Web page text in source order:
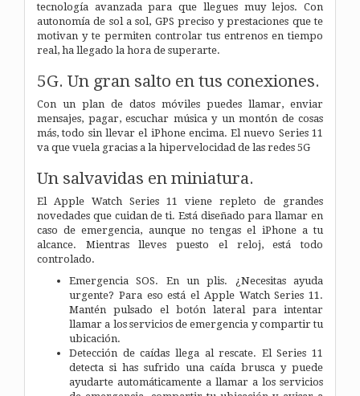
tecnología avanzada para que llegues muy lejos. Con
autonomía de sol a sol, GPS preciso y prestaciones que te
motivan y te permiten controlar tus entrenos en tiempo
real, ha llegado la hora de superarte.
5G. Un gran salto en tus conexiones.
Con un plan de datos móviles puedes llamar, enviar
mensajes, pagar, escuchar música y un montón de cosas
más, todo sin llevar el iPhone encima. El nuevo Series 11
va que vuela gracias a la hipervelocidad de las redes 5G
Un salvavidas en miniatura.
El Apple Watch Series 11 viene repleto de grandes
novedades que cuidan de ti. Está diseñado para llamar en
caso de emergencia, aunque no tengas el iPhone a tu
alcance. Mientras lleves puesto el reloj, está todo
controlado.
Emergencia SOS. En un plis. ¿Necesitas ayuda
urgente? Para eso está el Apple Watch Series 11.
Mantén pulsado el botón lateral para intentar
llamar a los servicios de emergencia y compartir tu
ubicación.
Detección de caídas llega al rescate. El Series 11
detecta si has sufrido una caída brusca y puede
ayudarte automáticamente a llamar a los servicios